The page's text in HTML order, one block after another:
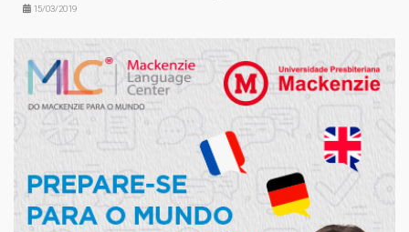
15/03/2019